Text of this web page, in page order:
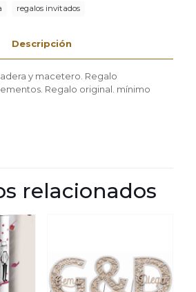
regalos invitados
Descripción
y macetero. Regalo
Regalo original. mínimo
relacionados